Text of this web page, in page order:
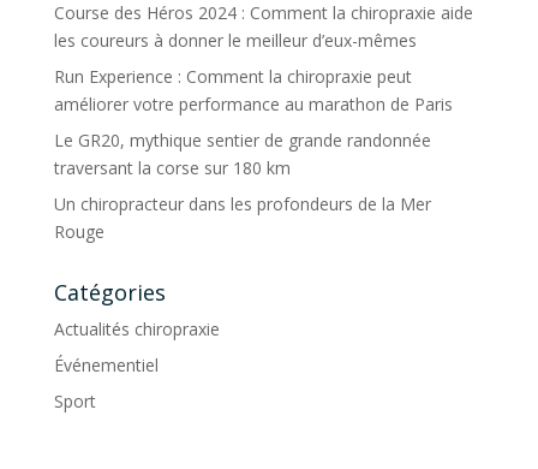
Course des Héros 2024 : Comment la chiropraxie aide
les coureurs à donner le meilleur d’eux-mêmes
Run Experience : Comment la chiropraxie peut
améliorer votre performance au marathon de Paris
Le GR20, mythique sentier de grande randonnée
traversant la corse sur 180 km
Un chiropracteur dans les profondeurs de la Mer
Rouge
Catégories
Actualités chiropraxie
Événementiel
Sport